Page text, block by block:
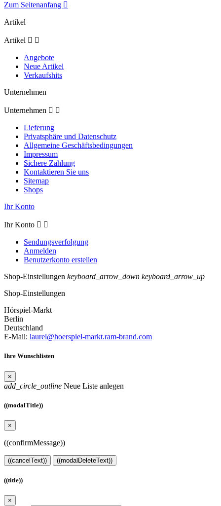
Zum Seitenanfang 
Artikel
Artikel  
Angebote
Neue Artikel
Verkaufshits
Unternehmen
Unternehmen  
Lieferung
Privatsphäre und Datenschutz
Allgemeine Geschäftsbedingungen
Impressum
Sichere Zahlung
Kontaktieren Sie uns
Sitemap
Shops
Ihr Konto
Ihr Konto  
Sendungsverfolgung
Anmelden
Benutzerkonto erstellen
Shop-Einstellungen keyboard_arrow_down keyboard_arrow_up
Shop-Einstellungen
Hörspiel-Markt
Berlin
Deutschland
E-Mail: laurel@hoerspiel-markt.ram-brand.com
Ihre Wunschlisten
×
add_circle_outline Neue Liste anlegen
((modalTitle))
×
((confirmMessage))
((cancelText)) ((modalDeleteText))
((title))
×